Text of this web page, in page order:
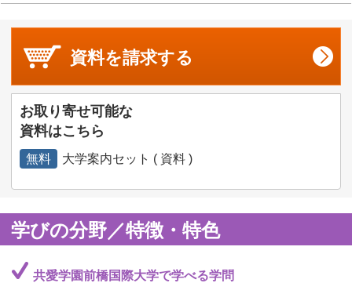
資料を請求する
お取り寄せ可能な
資料はこちら
無料 大学案内セット ( 資料 )
学びの分野／特徴・特色
共愛学園前橋国際大学で学べる学問